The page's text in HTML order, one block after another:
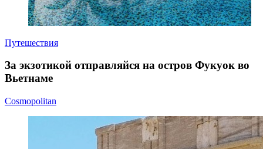
Путешествия
За экзотикой отправляйся на остров Фукуок во
Вьетнаме
Cosmopolitan